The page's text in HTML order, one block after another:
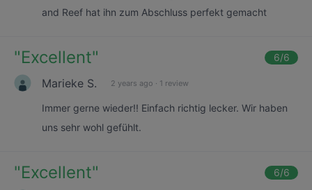
and Reef hat ihn zum Abschluss perfekt gemacht
"Excellent" 6/6
Marieke S. 2 years ago · 1 review
Immer gerne wieder!! Einfach richtig lecker. Wir haben
uns sehr wohl gefühlt.
"Excellent" 6/6